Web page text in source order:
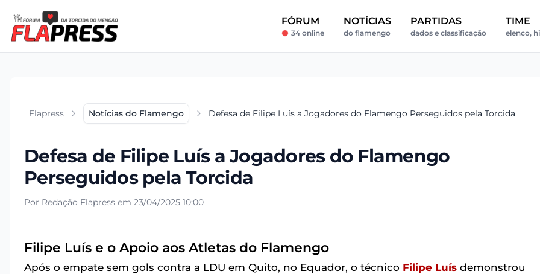
FÓRUM
34 online
NOTÍCIAS
do flamengo
PARTIDAS
dados e classificação
TIME
elenco,
Flapress Notícias do Flamengo Defesa de Filipe Luís a Jogadores do Flamengo Perseguidos pela Torcida
Defesa de Filipe Luís a Jogadores do Flamengo
Perseguidos pela Torcida
Por Redação Flapress em 23/04/2025 10:00
Filipe Luís e o Apoio aos Atletas do Flamengo
Após o empate sem gols contra a LDU em Quito, no Equador, o técnico Filipe Luís demonstrou